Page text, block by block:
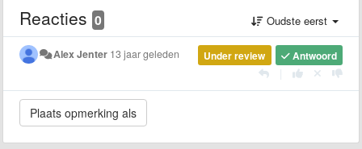
Reacties 0 Oudste eerst
Antwoord
Under review
Alex Jenter 13 jaar geleden